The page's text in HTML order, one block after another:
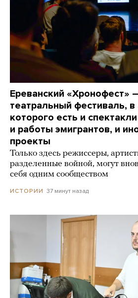
Ереванский «Хронофест»
театральный фестиваль,
которого есть и
и работы эмигрантов, и
проекты
Только здесь режиссеры,
разделенные войной, могут
себя одним сообществом
ИСТОРИИ 37 минут назад